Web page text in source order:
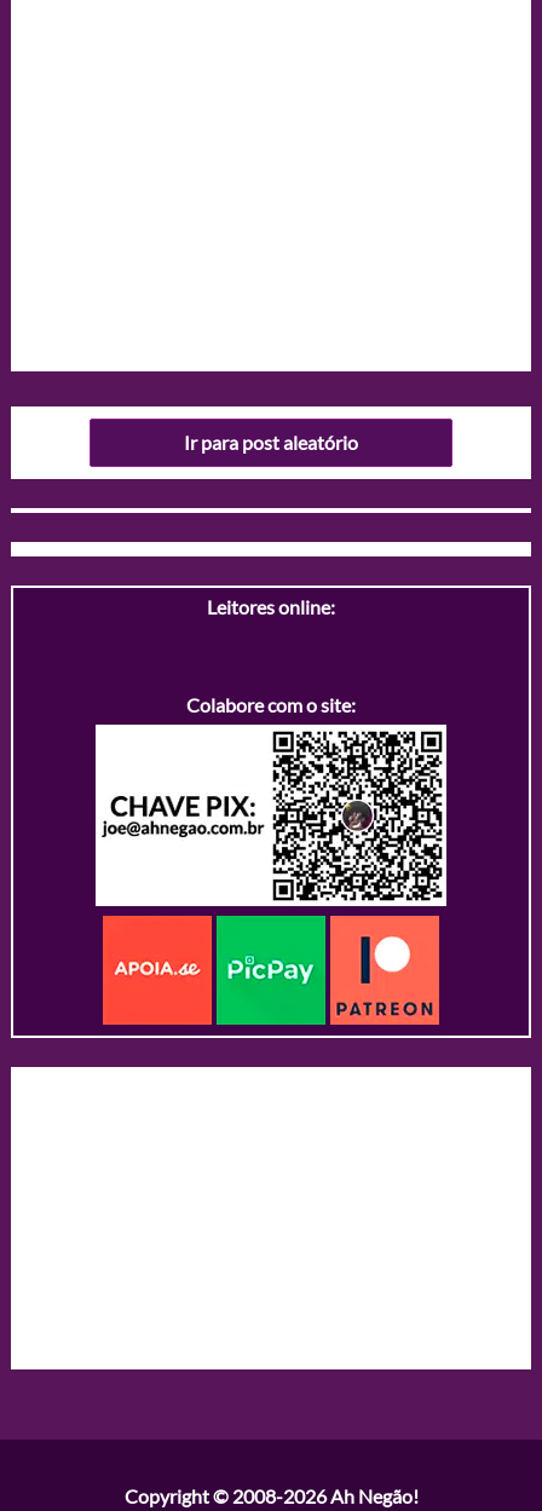
Ir para post aleatório
Leitores online:
Colabore com o site:
Copyright © 2008-2026Ah Negão!